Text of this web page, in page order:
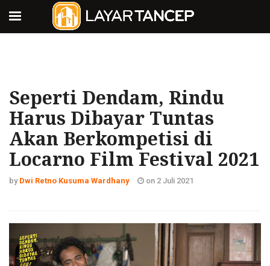
Seperti Dendam, Rindu
Harus Dibayar Tuntas
Akan Berkompetisi di
Locarno Film Festival 2021
by Dwi Retno Kusuma Wardhany on 2 Juli 2021